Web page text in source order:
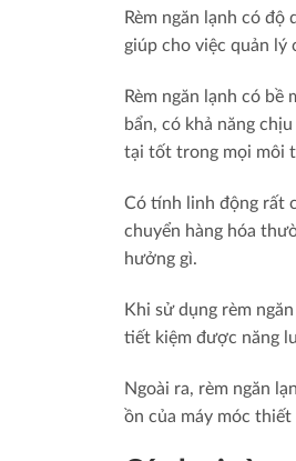
Rèm ngăn lạnh có
giúp cho việc quản
Rèm ngăn lạnh có bề
bẩn, có khả năng
tại tốt trong mọi môi
Có tính linh động rất
chuyển hàng hóa
hưởng gì.
Khi sử dụng rèm
tiết kiệm được năng
Ngoài ra, rèm ngăn
ồn của máy móc